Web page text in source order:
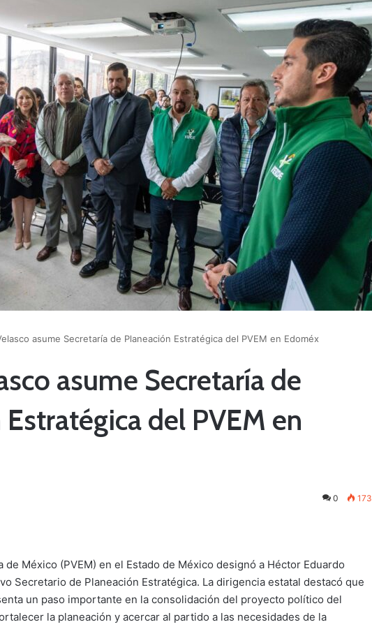
asume Secretaría de Planeación Estratégica del PVEM en Edoméx
asume Secretaría de
del PVEM en
0 173
de México (PVEM) en el Estado de México designó a Héctor Eduardo
Secretario de Planeación Estratégica. La dirigencia estatal destacó que
un paso importante en la consolidación del proyecto político del
la planeación y acercar al partido a las necesidades de la